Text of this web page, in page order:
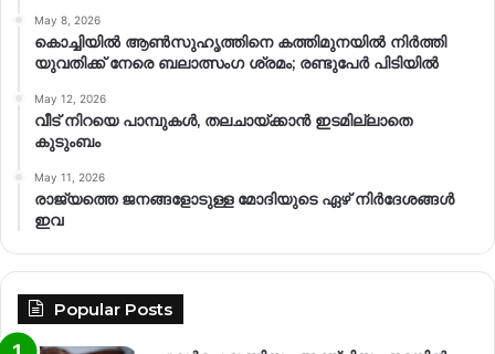
May 8, 2026
കൊച്ചിയിൽ ആൺസുഹൃത്തിനെ കത്തിമുനയിൽ നിർത്തി
യുവതിക്ക് നേരെ ബലാത്സംഗ​ ശ്രമം; രണ്ടുപേർ പിടിയിൽ
May 12, 2026
വീട് നിറയെ പാമ്പുകൾ, തലചായ്ക്കാൻ ഇടമില്ലാതെ
കുടുംബം
May 11, 2026
രാജ്യത്തെ ജനങ്ങളോടുള്ള മോദിയുടെ ഏഴ് നിര്‍ദേശങ്ങള്‍
ഇവ
Popular Posts